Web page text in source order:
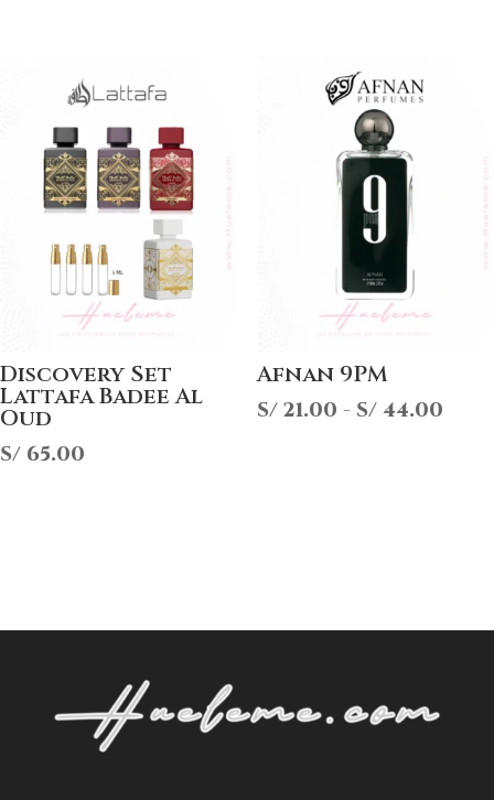
Discovery Set
Lattafa Badee Al
Oud
S/ 65.00
Afnan 9PM
S/21.00 - S/44.00